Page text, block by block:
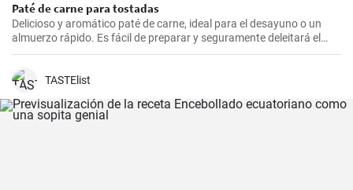
Paté de carne para tostadas
Delicioso y aromático paté de carne, ideal para el desayuno o un
almuerzo rápido. Es fácil de preparar y seguramente deleitará el
paladar de todos los amantes de la carne.
TASTElist